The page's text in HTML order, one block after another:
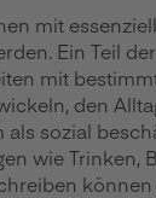
mit
Ein Teil
mit
den
als sozial
wie Trinken,